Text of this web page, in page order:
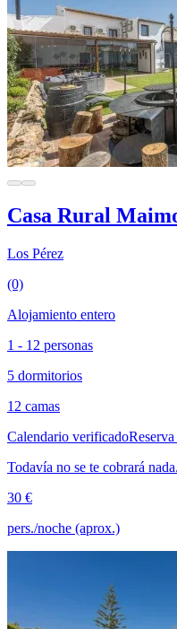
Casa Rural
Los Pérez
(0)
Alojamiento entero
1 - 12 personas
5 dormitorios
12 camas
Calendario verificado
Todavía no se te cobrará nada.
30 €
pers./noche (aprox.)